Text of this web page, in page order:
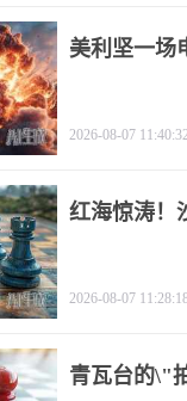
美利坚一场
2026-08-07 11:40:32
红海惊涛！
2026-08-07
青瓦台的\"